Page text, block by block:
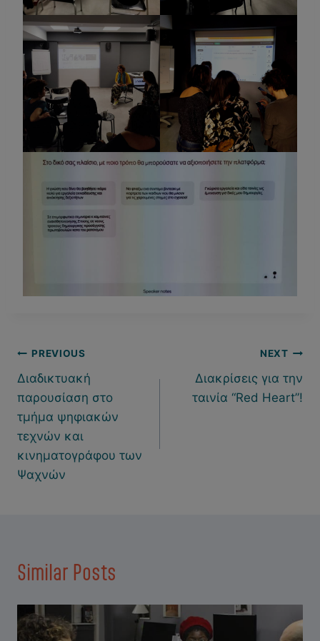
Πλοήγηση
άρθρων
PREVIOUS
Διαδικτυακή
παρουσίαση στο
τμήμα ψηφιακών
τεχνών και
κινηματογράφου των
Ψαχνών
NEXT
Διακρίσεις για την
ταινία “Red Heart”!
Similar Posts